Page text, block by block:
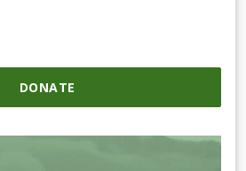
DONATE